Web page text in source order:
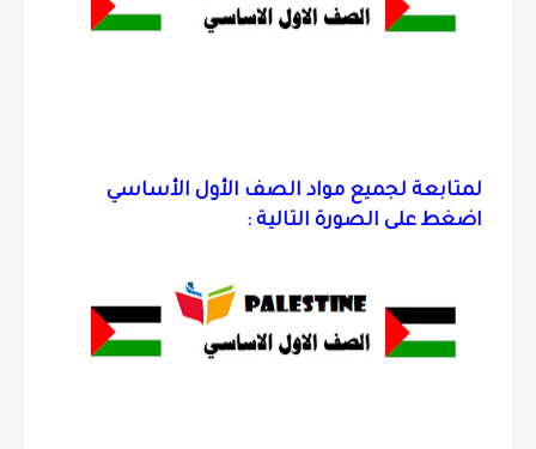
لمتابعة لجميع مواد الصف الأول الأساسي
اضغط على الصورة التالية :